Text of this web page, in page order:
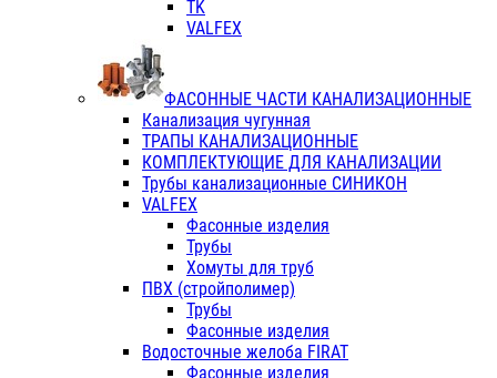
TK
VALFEX
ФАСОННЫЕ ЧАСТИ КАНАЛИЗАЦИОННЫЕ
Канализация чугунная
ТРАПЫ КАНАЛИЗАЦИОННЫЕ
КОМПЛЕКТУЮЩИЕ ДЛЯ КАНАЛИЗАЦИИ
Трубы канализационные СИНИКОН
VALFEX
Фасонные изделия
Трубы
Хомуты для труб
ПВХ (стройполимер)
Трубы
Фасонные изделия
Водосточные желоба FIRAT
Фасонные изделия